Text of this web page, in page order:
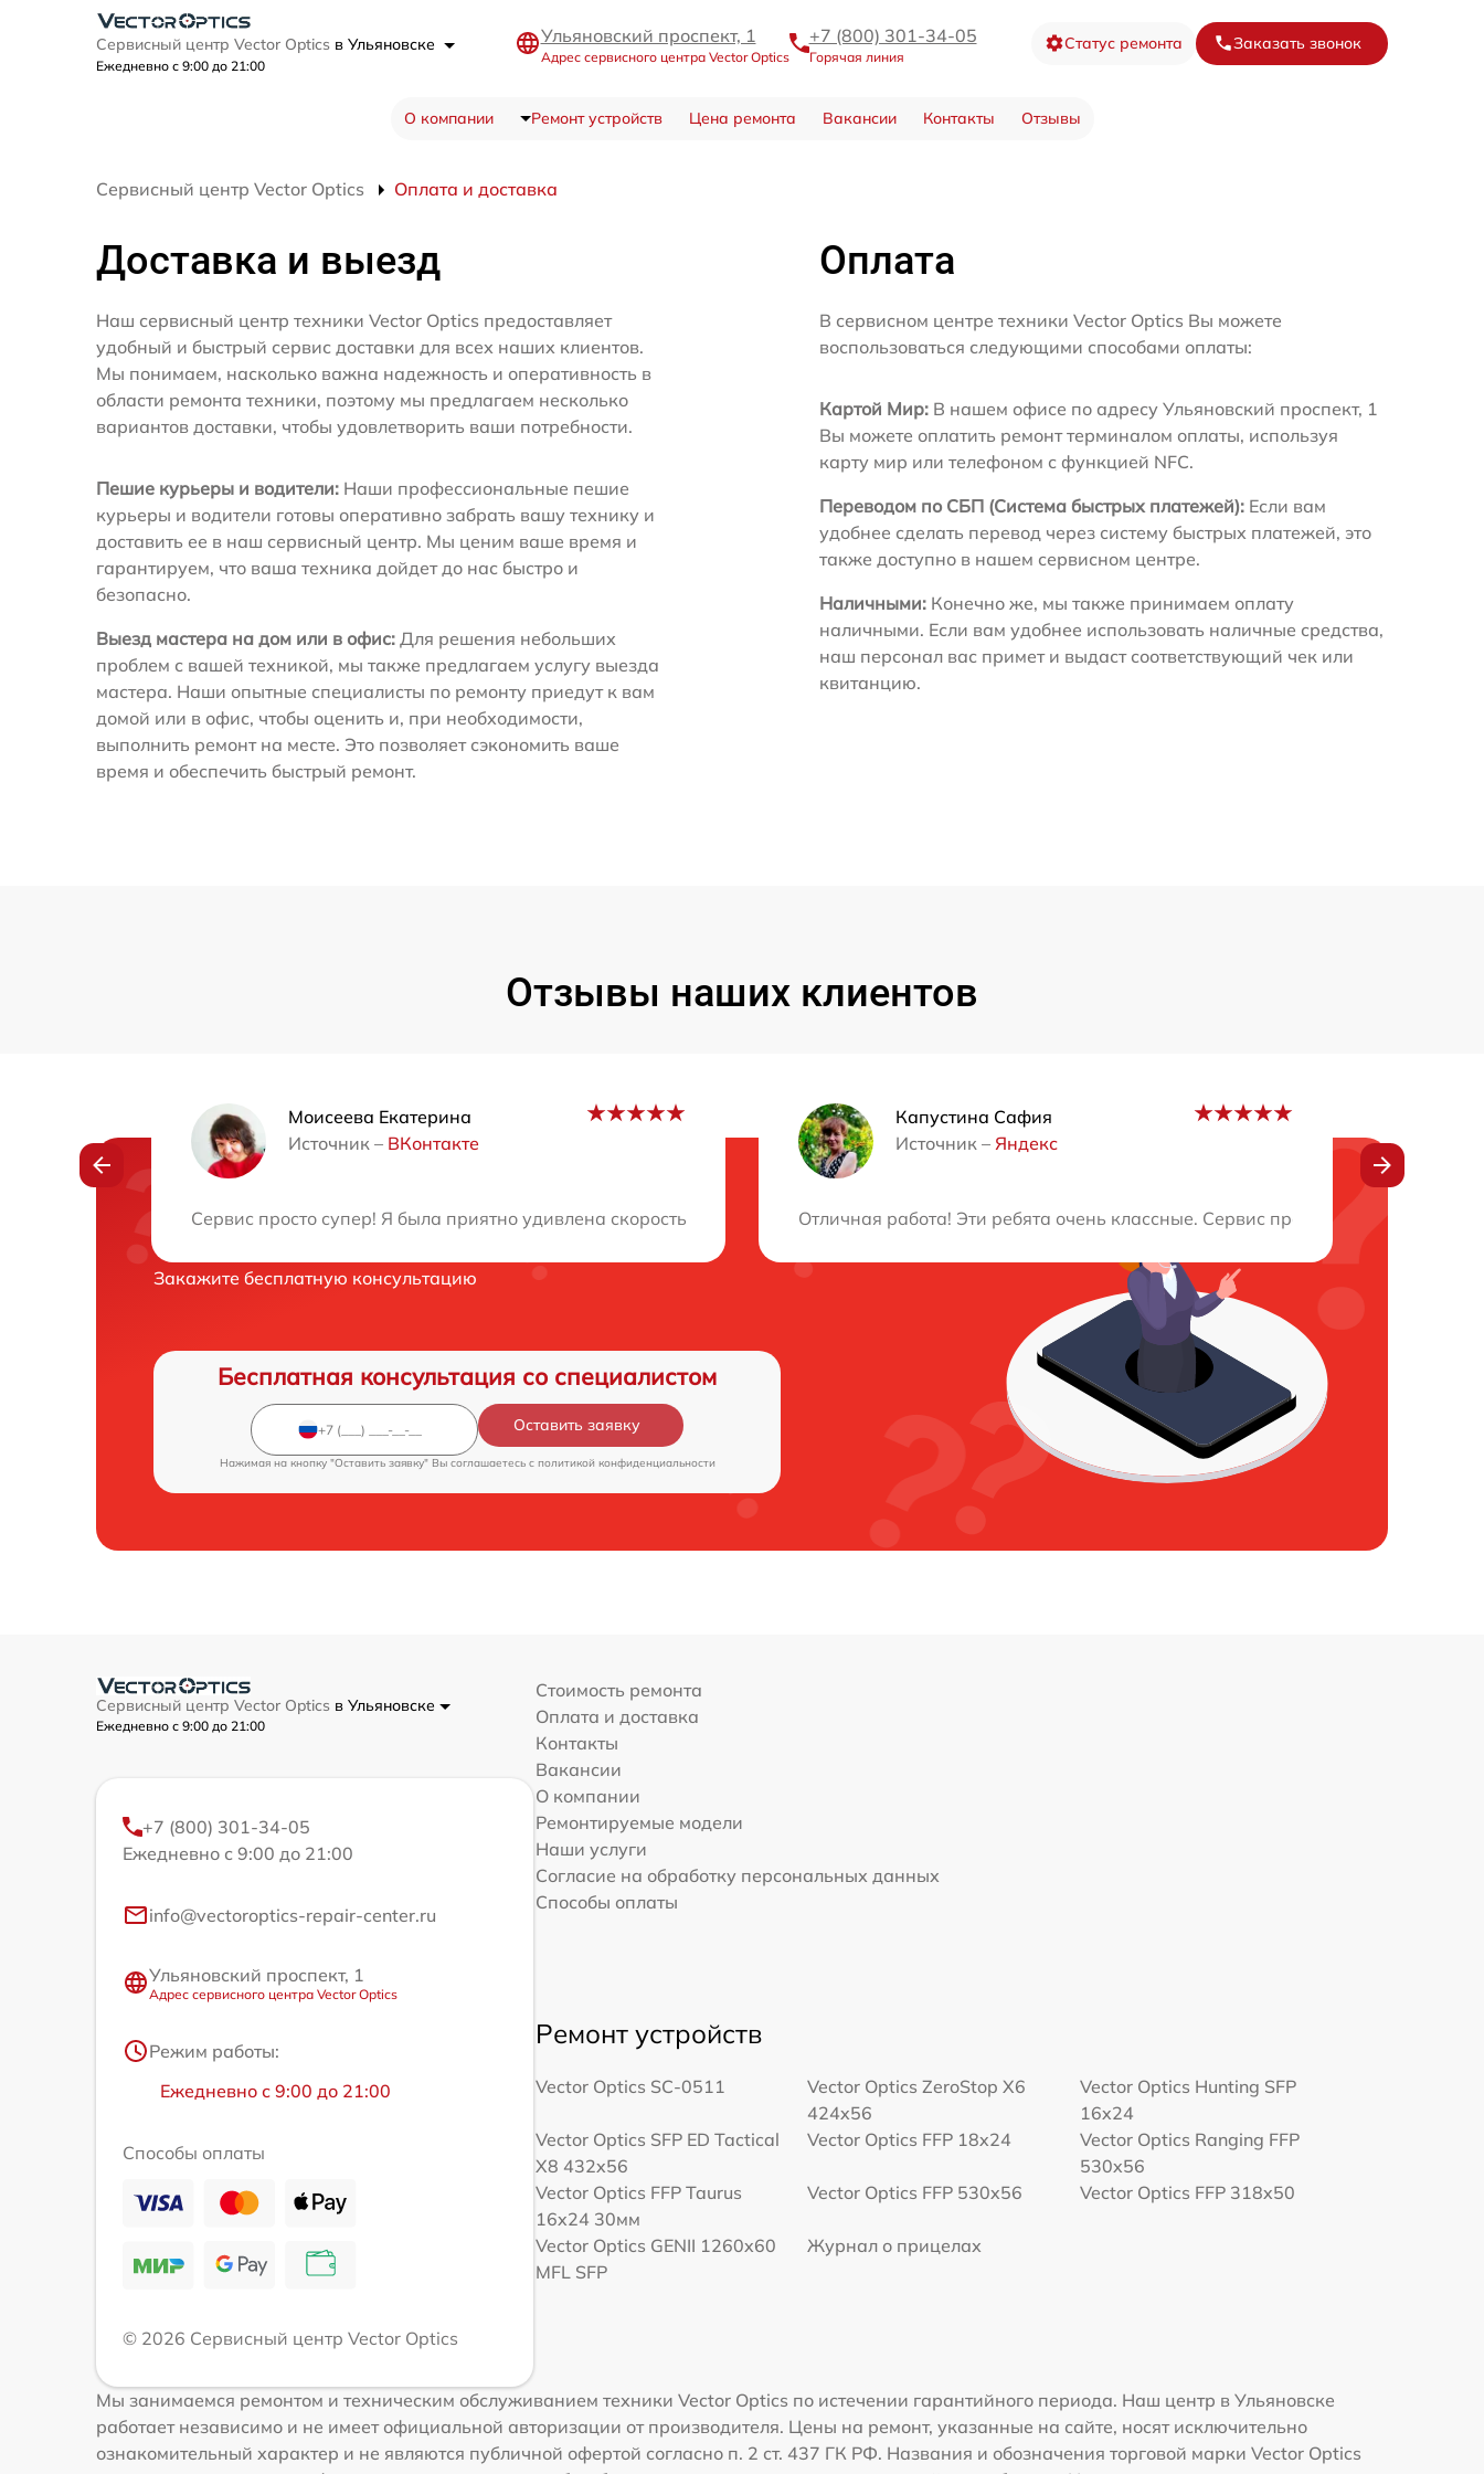
Сервисный центр Vector Optics в Ульяновске
Ежедневно с 9:00 до 21:00
Ульяновский проспект, 1
Адрес сервисного центра Vector Optics
+7 (800) 301-34-05
Горячая линия
Статус ремонта Заказать звонок
О компании Ремонт устройств Цена ремонта Вакансии Контакты Отзывы
Сервисный центр Vector Optics Оплата и доставка
Доставка и выезд
Наш сервисный центр техники Vector Optics предоставляет
удобный и быстрый сервис доставки для всех наших клиентов.
Мы понимаем, насколько важна надежность и оперативность в
области ремонта техники, поэтому мы предлагаем несколько
вариантов доставки, чтобы удовлетворить ваши потребности.
Пешие курьеры и водители: Наши профессиональные пешие
курьеры и водители готовы оперативно забрать вашу технику и
доставить ее в наш сервисный центр. Мы ценим ваше время и
гарантируем, что ваша техника дойдет до нас быстро и
безопасно.
Выезд мастера на дом или в офис: Для решения небольших
проблем с вашей техникой, мы также предлагаем услугу выезда
мастера. Наши опытные специалисты по ремонту приедут к вам
домой или в офис, чтобы оценить и, при необходимости,
выполнить ремонт на месте. Это позволяет сэкономить ваше
время и обеспечить быстрый ремонт.
Оплата
В сервисном центре техники Vector Optics Вы можете
воспользоваться следующими способами оплаты:
Картой Мир: В нашем офисе по адресу Ульяновский проспект, 1
Вы можете оплатить ремонт терминалом оплаты, используя
карту мир или телефоном с функцией NFC.
Переводом по СБП (Система быстрых платежей): Если вам
удобнее сделать перевод через систему быстрых платежей, это
также доступно в нашем сервисном центре.
Наличными: Конечно же, мы также принимаем оплату
наличными. Если вам удобнее использовать наличные средства,
наш персонал вас примет и выдаст соответствующий чек или
квитанцию.
Отзывы наших клиентов
Моисеева Екатерина
Источник – ВКонтакте
Сервис просто супер! Я была приятно удивлена скоростью и профессионализмом этого сервиса. Сроки и стоимость ремонта меня устроили. Мой
Капустина Сафия
Источник – Яндекс
Отличная работа! Эти ребята очень классные. Сервис просто бомба! Очень
Нужна консультация?
Закажите бесплатную консультацию
Бесплатная консультация со специалистом
Оставить заявку
Нажимая на кнопку "Оставить заявку" Вы соглашаетесь c политикой конфиденциальности
Сервисный центр Vector Optics в Ульяновске
Ежедневно с 9:00 до 21:00
+7 (800) 301-34-05
Ежедневно с 9:00 до 21:00
info@vectoroptics-repair-center.ru
Ульяновский проспект, 1
Адрес сервисного центра Vector Optics
Режим работы:
Ежедневно с 9:00 до 21:00
Способы оплаты
© 2026 Сервисный центр Vector Optics
Стоимость ремонта
Оплата и доставка
Контакты
Вакансии
О компании
Ремонтируемые модели
Наши услуги
Согласие на обработку персональных данных
Способы оплаты
Ремонт устройств
Vector Optics SC-0511
Vector Optics ZeroStop X6
424x56
Vector Optics Hunting SFP
16x24
Vector Optics SFP ED Tactical
X8 432x56
Vector Optics FFP 18x24
Vector Optics Ranging FFP
530x56
Vector Optics FFP Taurus
16x24 30мм
Vector Optics FFP 530x56 Vector Optics FFP 318x50
Vector Optics GENII 1260x60
MFL SFP
Журнал о прицелах
Мы занимаемся ремонтом и техническим обслуживанием техники Vector Optics по истечении гарантийного периода. Наш центр в Ульяновске
работает независимо и не имеет официальной авторизации от производителя. Цены на ремонт, указанные на сайте, носят исключительно
ознакомительный характер и не являются публичной офертой согласно п. 2 ст. 437 ГК РФ. Названия и обозначения торговой марки Vector Optics